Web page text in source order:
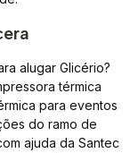
alugar Glicério?
térmica
para eventos
do ramo de
ajuda da Santec